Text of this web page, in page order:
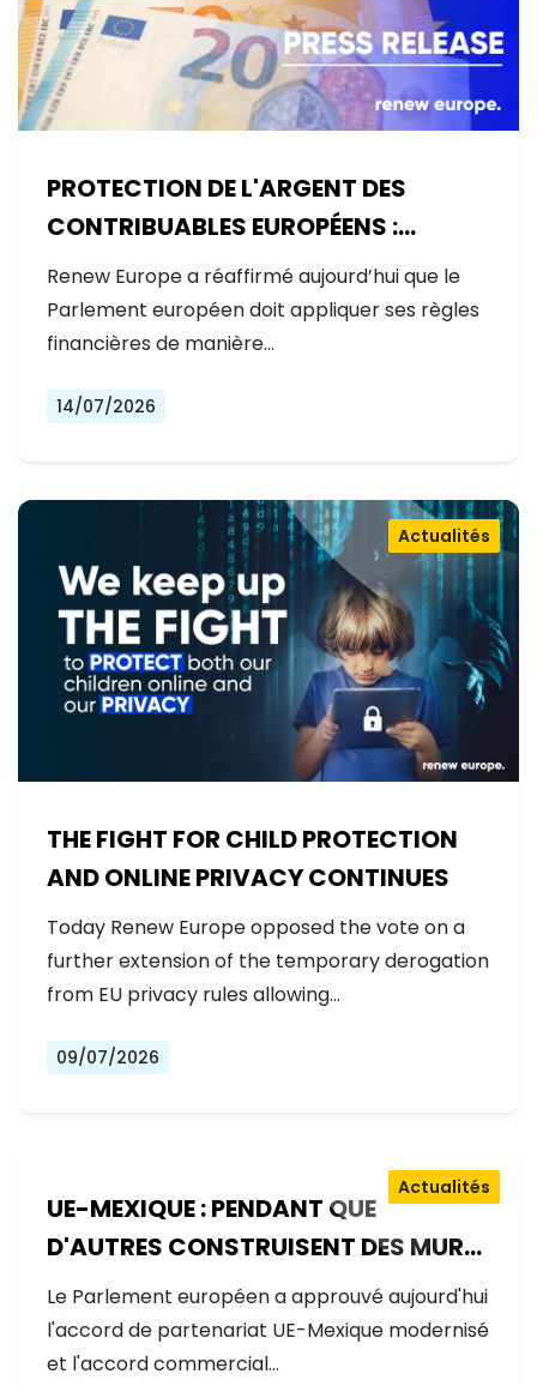
PROTECTION DE L'ARGENT DES
CONTRIBUABLES EUROPÉENS :
AUCUNE EXCEPTION
Renew Europe a réaffirmé aujourd’hui que le
Parlement européen doit appliquer ses règles
financières de manière…
14/07/2026
THE FIGHT FOR CHILD PROTECTION
AND ONLINE PRIVACY CONTINUES
Actualités
Today Renew Europe opposed the vote on a
further extension of the temporary derogation
from EU privacy rules allowing…
09/07/2026
UE-MEXIQUE : PENDANT QUE
D'AUTRES CONSTRUISENT DES MURS,
L'EUROPE CONSTRUIT DES PONTS
Actualités
Le Parlement européen a approuvé aujourd'hui
l'accord de partenariat UE-Mexique modernisé
et l'accord commercial…